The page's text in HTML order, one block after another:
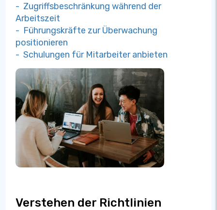
- Zugriffsbeschränkung während der
Arbeitszeit
- Führungskräfte zur Überwachung
positionieren
- Schulungen für Mitarbeiter anbieten
Verstehen der Richtlinien